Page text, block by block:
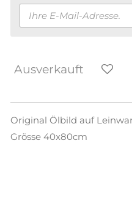
Ausverkauft
Original Ölbild auf
Grösse 40x80cm